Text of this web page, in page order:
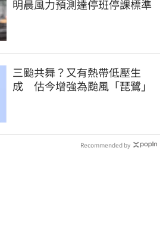
明晨風力預測達停班停課標準
三颱共舞？又有熱帶低壓生
成 估今增強為颱風「琵鷺」
Recommended by